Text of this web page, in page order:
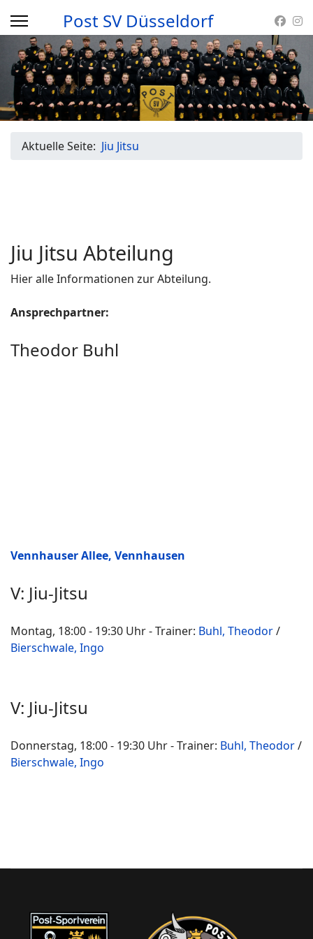
Post SV Düsseldorf
Aktuelle Seite: Jiu Jitsu
Jiu Jitsu Abteilung
Hier alle Informationen zur Abteilung.
Ansprechpartner:
Theodor Buhl
Vennhauser Allee, Vennhausen
V: Jiu-Jitsu
Montag, 18:00 - 19:30 Uhr - Trainer: Buhl, Theodor/
Bierschwale, Ingo
V: Jiu-Jitsu
Donnerstag, 18:00 - 19:30 Uhr - Trainer: Buhl, Theodor/
Bierschwale, Ingo